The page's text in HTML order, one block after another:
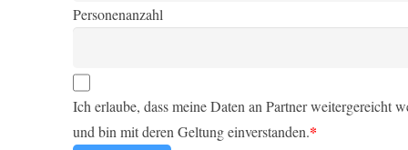
Personenanzahl
Ich erlaube, dass meine Daten an Partner weitergereicht
und bin mit deren Geltung einverstanden.*